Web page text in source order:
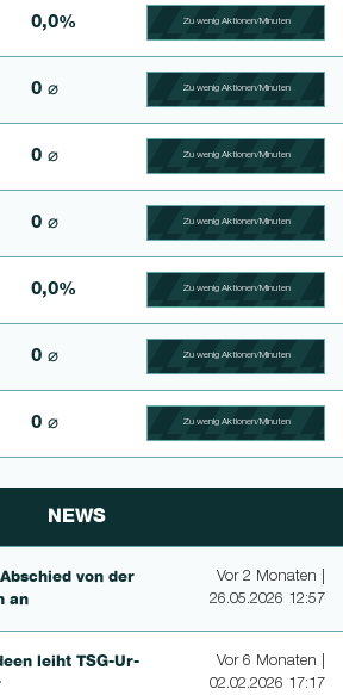
0,0% Zu wenig Aktionen/Minuten
0 ⌀ Zu wenig Aktionen/Minuten
0 ⌀ Zu wenig Aktionen/Minuten
0 ⌀ Zu wenig Aktionen/Minuten
0,0% Zu wenig Aktionen/Minuten
0 ⌀ Zu wenig Aktionen/Minuten
0 ⌀ Zu wenig Aktionen/Minuten
NEWS
von der
an
Vor 2 Monaten |
26.05.2026 12:57
leiht TSG-Ur­
Vor 6 Monaten |
02.02.2026 17:17